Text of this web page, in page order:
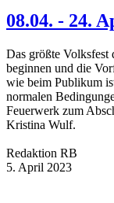
08.04. - 24.
Das größte Volksfest
beginnen und die
wie beim Publikum
normalen
Feuerwerk zum
Kristina Wulf.
Redaktion RB
5. April 2023